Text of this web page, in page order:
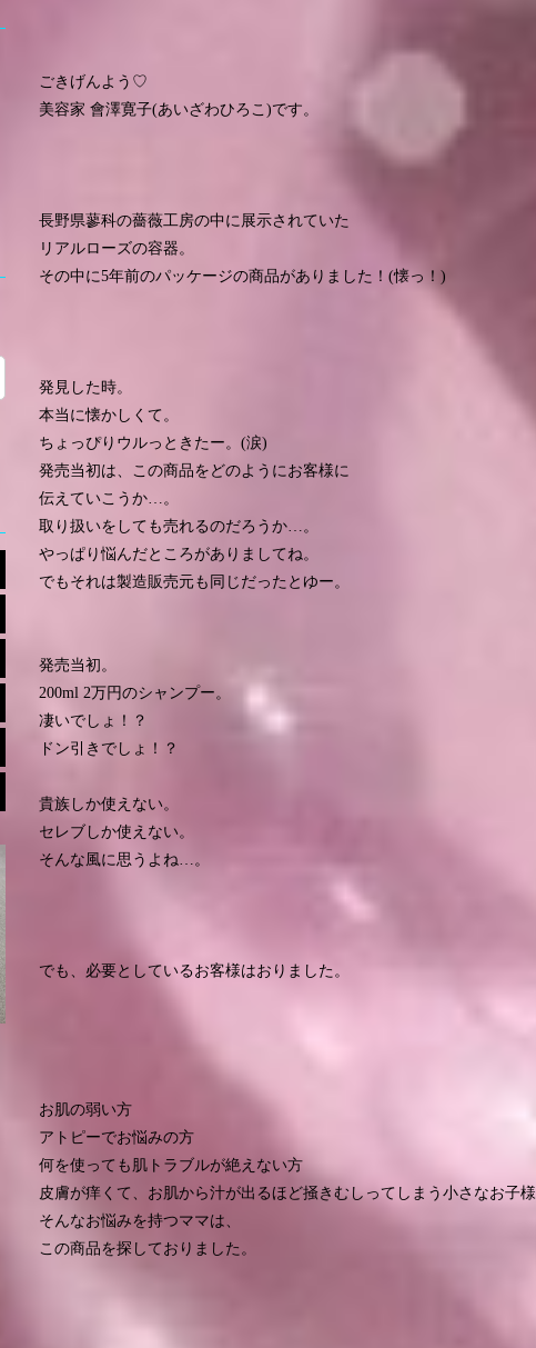
ごきげんよう♡
美容家 會澤寛子(あいざわひろこ)です。
長野県蓼科の薔薇工房の中に展示されていた
リアルローズの容器。
その中に5年前のパッケージの商品がありました！(懐っ！)
発見した時。
本当に懐かしくて。
ちょっぴりウルっときたー。(涙)
発売当初は、この商品をどのようにお客様に
伝えていこうか…。
取り扱いをしても売れるのだろうか…。
やっぱり悩んだところがありましてね。
でもそれは製造販売元も同じだったとゆー。
発売当初。
200ml 2万円のシャンプー。
凄いでしょ！？
ドン引きでしょ！？
貴族しか使えない。
セレブしか使えない。
そんな風に思うよね…。
でも、必要としているお客様はおりました。
お肌の弱い方
アトピーでお悩みの方
何を使っても肌トラブルが絶えない方
皮膚が痒くて、お肌から汁が出るほど掻きむしってしまう小さなお子様
そんなお悩みを持つママは、
この商品を探しておりました。